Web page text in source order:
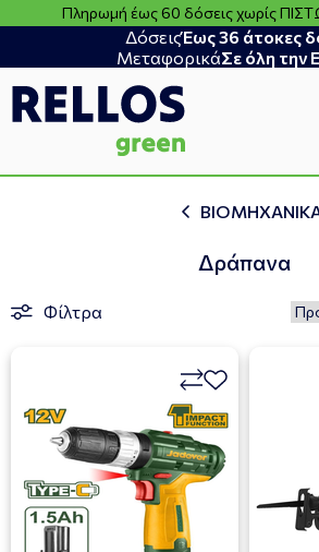
Πληρωμή έως 60 δόσεις χωρίς
ΔόσειςΈως 36 άτοκες
ΜεταφορικάΣε όλη την
Δράπανα
Φίλτρα